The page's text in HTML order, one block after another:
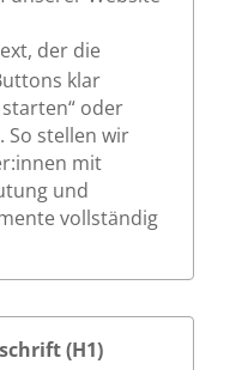
der die
klar
starten“ oder
So stellen wir
mit
und
vollständig
(H1)